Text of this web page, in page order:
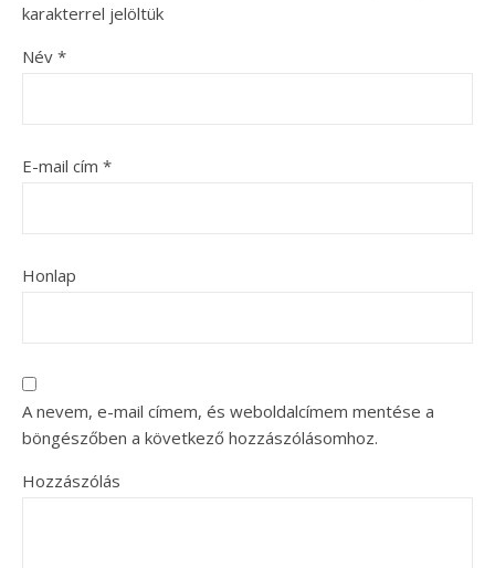
karakterrel jelöltük
Név *
E-mail cím *
Honlap
A nevem, e-mail címem, és weboldalcímem mentése a
böngészőben a következő hozzászólásomhoz.
Hozzászólás